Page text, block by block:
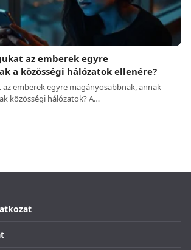
az emberek egyre
a közösségi hálózatok ellenére?
emberek egyre magányosabbnak, annak
közösségi hálózatok? A…